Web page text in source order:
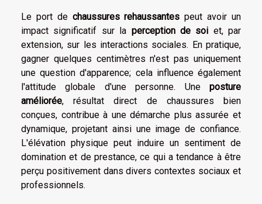
Le port de chaussures rehaussantes peut avoir un
impact significatif sur la perception de soi et, par
extension, sur les interactions sociales. En pratique,
gagner quelques centimètres n'est pas uniquement
une question d'apparence; cela influence également
l'attitude globale d'une personne. Une posture
améliorée, résultat direct de chaussures bien
conçues, contribue à une démarche plus assurée et
dynamique, projetant ainsi une image de confiance.
L'élévation physique peut induire un sentiment de
domination et de prestance, ce qui a tendance à être
perçu positivement dans divers contextes sociaux et
professionnels.